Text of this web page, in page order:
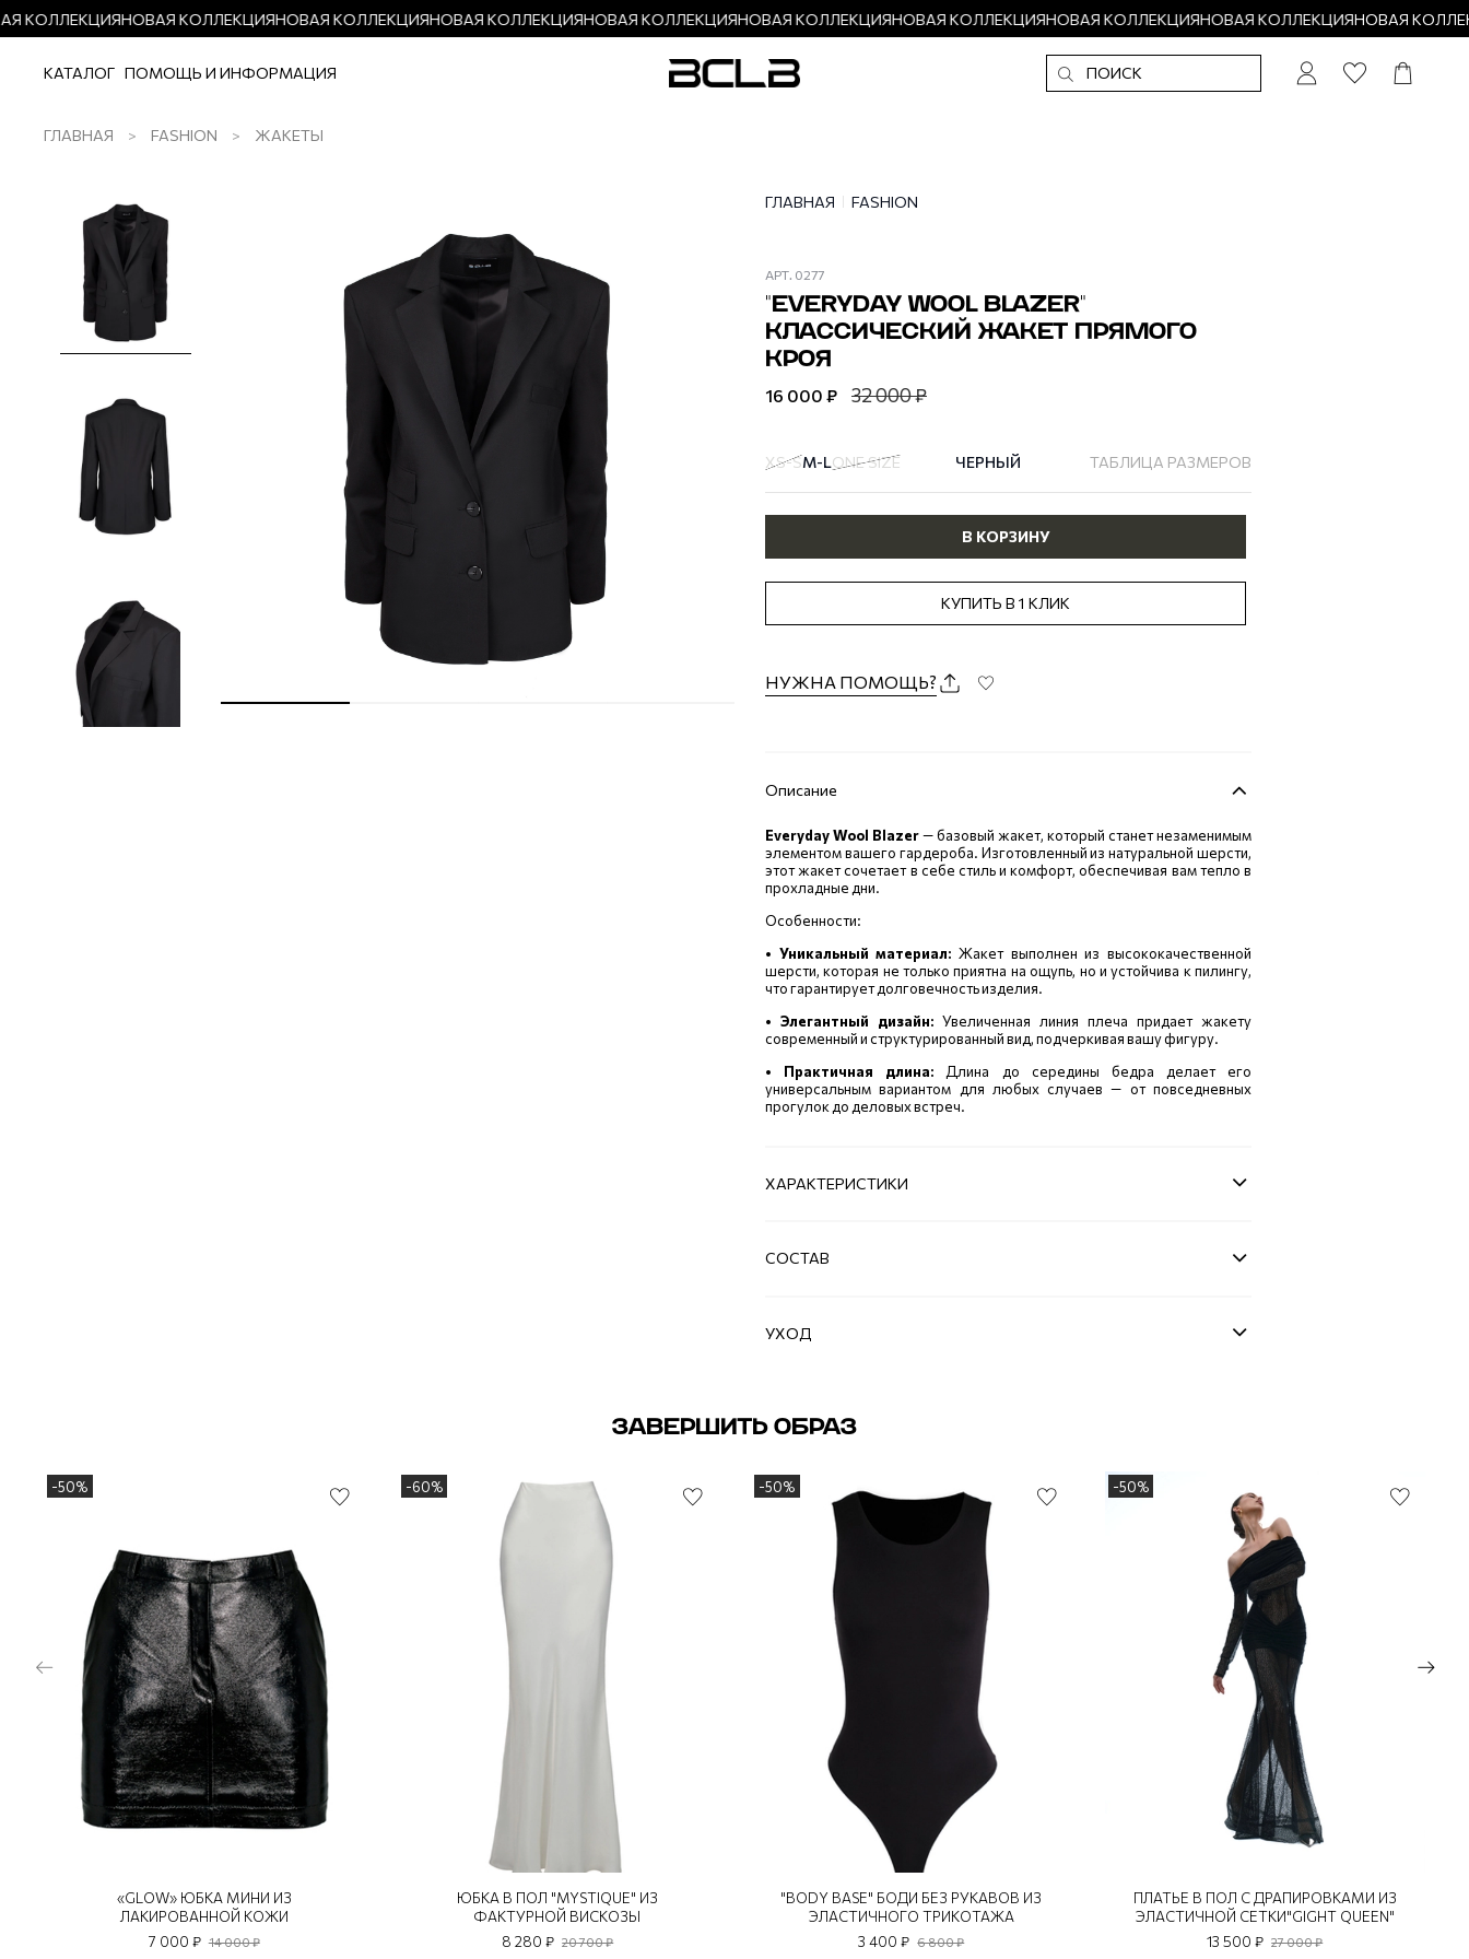
КОЛЛЕКЦИЯНОВАЯ КОЛЛЕКЦИЯНОВАЯ КОЛЛЕКЦИЯНОВАЯ КОЛЛЕКЦИЯНОВАЯ КОЛЛЕКЦИЯНОВАЯ КОЛЛЕКЦИЯНОВАЯ КОЛЛЕКЦИЯНОВАЯ КОЛЛЕКЦИЯНОВАЯ КОЛЛЕКЦИЯНОВАЯ
КАТАЛОГ ПОМОЩЬ И ИНФОРМАЦИЯ
ГЛАВНАЯ FASHION ЖАКЕТЫ
ГЛАВНАЯ FASHION
АРТ. 0277
"EVERYDAY WOOL BLAZER"
КЛАССИЧЕСКИЙ ЖАКЕТ ПРЯМОГО
КРОЯ
16 000 ₽ 32 000 ₽
В КОРЗИНУ
КУПИТЬ В 1 КЛИК
XS-SM-LONE SIZE ЧЕРНЫЙ ТАБЛИЦА РАЗМЕРОВ
НУЖНА ПОМОЩЬ?
Описание
Everyday Wool Blazer— базовый жакет, который станет незаменимым
элементом вашего гардероба. Изготовленный из натуральной шерсти,
этот жакет сочетает в себе стиль и комфорт, обеспечивая вам тепло в
прохладные дни.
Особенности:
• Уникальный материал: Жакет выполнен из высококачественной
шерсти, которая не только приятна на ощупь, но и устойчива к пилингу,
что гарантирует долговечность изделия.
• Элегантный дизайн: Увеличенная линия плеча придает жакету
современный и структурированный вид, подчеркивая вашу фигуру.
• Практичная длина:
Длина до середины бедра делает его
универсальным вариантом для любых случаев — от повседневных
прогулок до деловых встреч.
ХАРАКТЕРИСТИКИ
СОСТАВ
УХОД
ЗАВЕРШИТЬ ОБРАЗ
-50%
«GLOW» ЮБКА МИНИ ИЗ
ЛАКИРОВАННОЙ КОЖИ
7 000 ₽ 14 000 ₽
-60%
ЮБКА В ПОЛ "MYSTIQUE" ИЗ
ФАКТУРНОЙ ВИСКОЗЫ
8 280 ₽ 20 700 ₽
-50%
"BODY BASE" БОДИ БЕЗ РУКАВОВ ИЗ
ЭЛАСТИЧНОГО ТРИКОТАЖА
3 400 ₽ 6 800 ₽
-50%
ПЛАТЬЕ В ПОЛ С ДРАПИРОВКАМИ ИЗ
ЭЛАСТИЧНОЙ СЕТКИ"GIGHT QUEEN"
13 500 ₽ 27 000 ₽